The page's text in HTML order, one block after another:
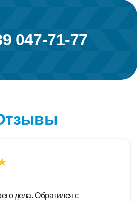
047-71-77
Который год уже сюда